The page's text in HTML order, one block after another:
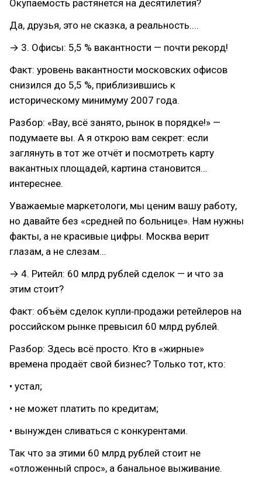
Окупаемость растянется на десятилетия?
Да, друзья, это не сказка, а реальность....
→ 3. Офисы: 5,5 % вакантности — почти рекорд!
Факт: уровень вакантности московских офисов
снизился до 5,5 %, приблизившись к
историческому минимуму 2007 года.
Разбор: «Вау, всё занято, рынок в порядке!» —
подумаете вы. А я открою вам секрет: если
заглянуть в тот же отчёт и посмотреть карту
вакантных площадей, картина становится…
интереснее.
Уважаемые маркетологи, мы ценим вашу работу,
но давайте без «средней по больнице». Нам нужны
факты, а не красивые цифры. Москва верит
глазам, а не слезам...
→ 4. Ритейл: 60 млрд рублей сделок — и что за
этим стоит?
Факт: объём сделок купли‑продажи ретейлеров на
российском рынке превысил 60 млрд рублей.
Разбор: Здесь всё просто. Кто в «жирные»
времена продаёт свой бизнес? Только тот, кто:
• устал;
• не может платить по кредитам;
• вынужден сливаться с конкурентами.
Так что за этими 60 млрд рублей стоит не
«отложенный спрос», а банальное выживание.